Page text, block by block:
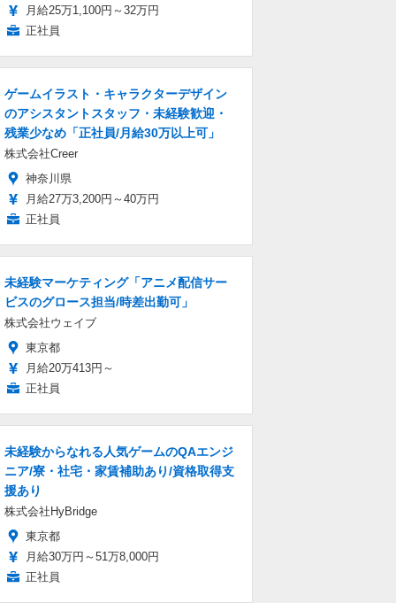
月給25万1,100円～32万円
正社員
ゲームイラスト・キャラクターデザイン
のアシスタントスタッフ・未経験歓迎・
残業少なめ「正社員/月給30万以上可」
株式会社Creer
神奈川県
月給27万3,200円～40万円
正社員
未経験マーケティング「アニメ配信サー
ビスのグロース担当/時差出勤可」
株式会社ウェイブ
東京都
月給20万413円～
正社員
未経験からなれる人気ゲームのQAエンジ
ニア/寮・社宅・家賃補助あり/資格取得支
援あり
株式会社HyBridge
東京都
月給30万円～51万8,000円
正社員